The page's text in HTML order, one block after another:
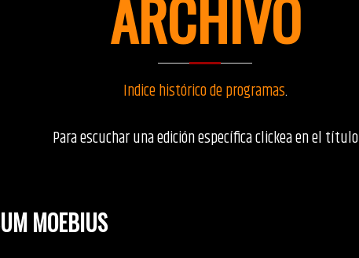
ARCHIVO
Indice histórico de programas.
Para escuchar una edición específica clickea en el título
MOEBIUS